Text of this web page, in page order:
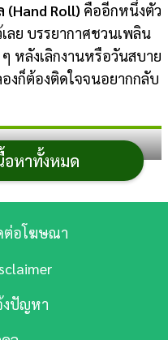
(Hand Roll) คืออีกหนึ่งตัว
ลย บรรยากาศชวนเพลิน
หลังเลิกงานหรือวันสบาย
งก็ต้องติดใจจนอยากกลับ
อะไร
ชิแบบม้วนมือสไตล์ญี่ปุ่น
ทรงกรวย เสิร์ฟให้กิน
ด์โรล คือ ความสดและ
หาทั้งหมด
ต่อโฆษณา
งปัญหา